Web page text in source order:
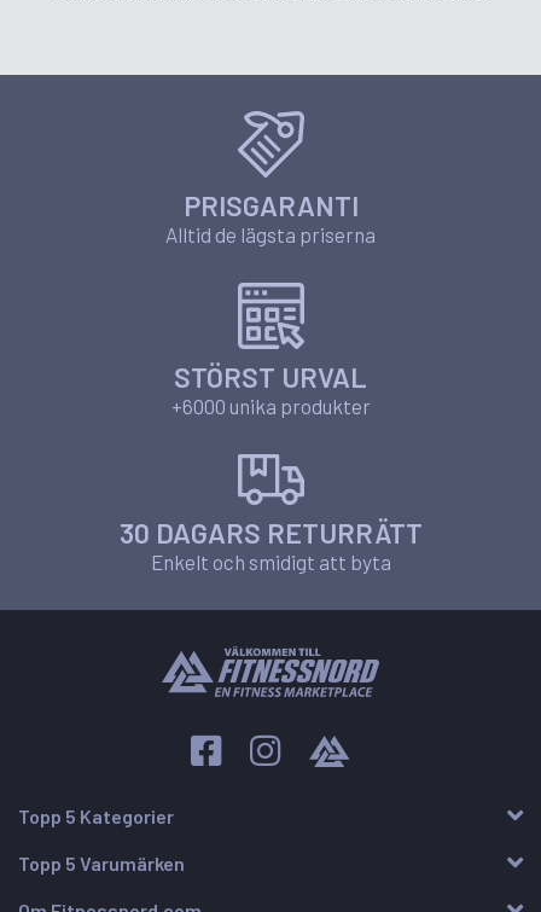
PRISGARANTI
Alltid de lägsta priserna
STÖRST URVAL
+6000 unika produkter
30 DAGARS RETURRÄTT
Enkelt och smidigt att byta
Topp 5 Kategorier
Topp 5 Varumärken